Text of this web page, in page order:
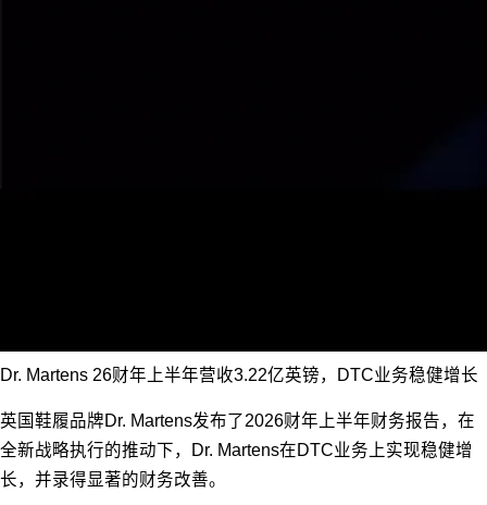
Dr. Martens 26财年上半年营收3.22亿英镑，DTC业务稳健增长
英国鞋履品牌Dr. Martens发布了2026财年上半年财务报告，在
全新战略执行的推动下，Dr. Martens在DTC业务上实现稳健增
长，并录得显著的财务改善。